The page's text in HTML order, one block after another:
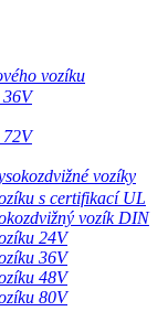
vozíku
36V
72V
vozíky
s certifikací UL
vozík DIN
24V
36V
48V
80V